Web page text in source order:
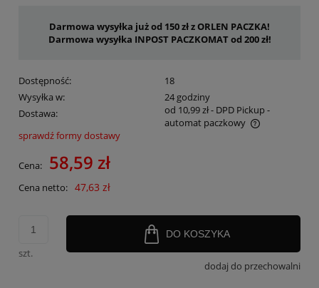
Darmowa wysyłka już od 150 zł z ORLEN PACZKA!
Darmowa wysyłka INPOST PACZKOMAT od 200 zł!
Dostępność:
18
Wysyłka w:
24 godziny
Dostawa:
od 10,99 zł- DPD Pickup -
automat paczkowy
Cena nie zawiera ewentualnych kosztów płatności
sprawdź formy dostawy
Cena: 58,59 zł
Cena netto: 47,63 zł
szt.
DO KOSZYKA
dodaj do przechowalni